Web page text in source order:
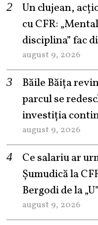
Un clujean,
cu CFR:
disciplina” fac
august 9, 2026
Băile Băița
parcul se
investiția
august 9, 2026
Ce salariu ar
Șumudică la
Bergodi de la „U”
august 9, 2026